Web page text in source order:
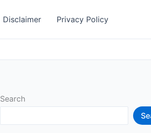
Disclaimer Privacy Policy
Search